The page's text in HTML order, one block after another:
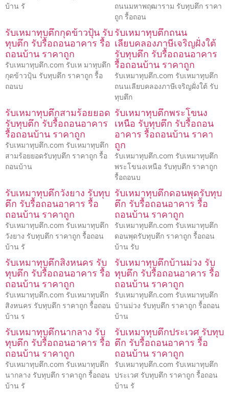
บ้าน รั
ถนนมหาพฤฒาราม รับทุบตึก ราคา
ถูก รื้อถอน
รับเหมาทุบตึกกุดข้าวปุ้น รับ
ทุบตึก รับรื้อถอนอาคาร รื้อ
ถอนบ้าน ราคาถูก
รับเหมาทุบตึก.com รับเห มาทุบตึก
กุดข้าวปุ้น รับทุบตึก ราคาถูก รื้อ
ถอนบ
รับเหมาทุบตึกถนน
เลียบคลองภาษีเจริญฝั่งใต้
รับทุบตึก รับรื้อถอนอาคาร
รื้อถอนบ้าน ราคาถูก
รับเหมาทุบตึก.com รับเหมาทุบตึก
ถนนเลียบคลองภาษีเจริญฝั่งใต้ รับ
ทุบตึก
รับเหมาทุบตึกสามร้อยยอด
รับทุบตึก รับรื้อถอนอาคาร
รื้อถอนบ้าน ราคาถูก
รับเหมาทุบตึก.com รับเหมาทุบตึก
สามร้อยยอดรับทุบตึก ราคาถูก รื้อ
ถอนบ้าน
รับเหมาทุบตึกพระโขนง
เหนือ รับทุบตึก รับรื้อถอน
อาคาร รื้อถอนบ้าน ราคา
ถูก
รับเหมาทุบตึก.com รับเหมาทุบตึก
พระโขนงเหนือ รับทุบตึก ราคาถูก
รื้อถอนบ
รับเหมาทุบตึกวังยาง รับทุบ
ตึก รับรื้อถอนอาคาร รื้อ
ถอนบ้าน ราคาถูก
รับเหมาทุบตึก.com รับเหมาทุบตึก
วังยาง รับทุบตึก ราคาถูก รื้อถอน
บ้าน รั
รับเหมาทุบตึกดอนพุดรับทุบ
ตึก รับรื้อถอนอาคาร รื้อ
ถอนบ้าน ราคาถูก
รับเหมาทุบตึก.com รับเหมาทุบตึก
ดอนพุดรับทุบตึก ราคาถูก รื้อถอน
บ้าน รับ
รับเหมาทุบตึกสิงหนคร รับ
ทุบตึก รับรื้อถอนอาคาร รื้อ
ถอนบ้าน ราคาถูก
รับเหมาทุบตึก.com รับเหมาทุบตึก
สิงหนคร รับทุบตึก ราคาถูก รื้อถอน
บ้าน ร
รับเหมาทุบตึกบ้านม่วง รับ
ทุบตึก รับรื้อถอนอาคาร รื้อ
ถอนบ้าน ราคาถูก
รับเหมาทุบตึก.com รับเหมาทุบตึก
บ้านม่วง รับทุบตึก ราคาถูก รื้อถอน
บ้าน
รับเหมาทุบตึกนากลาง รับ
ทุบตึก รับรื้อถอนอาคาร รื้อ
ถอนบ้าน ราคาถูก
รับเหมาทุบตึก.com รับเหมาทุบตึก
นากลาง รับทุบตึก ราคาถูก รื้อถอน
บ้าน รั
รับเหมาทุบตึกประเวศ รับทุบ
ตึก รับรื้อถอนอาคาร รื้อ
ถอนบ้าน ราคาถูก
รับเหมาทุบตึก.com รับเหมาทุบตึก
ประเวศ รับทุบตึก ราคาถูก รื้อถอน
บ้าน รั